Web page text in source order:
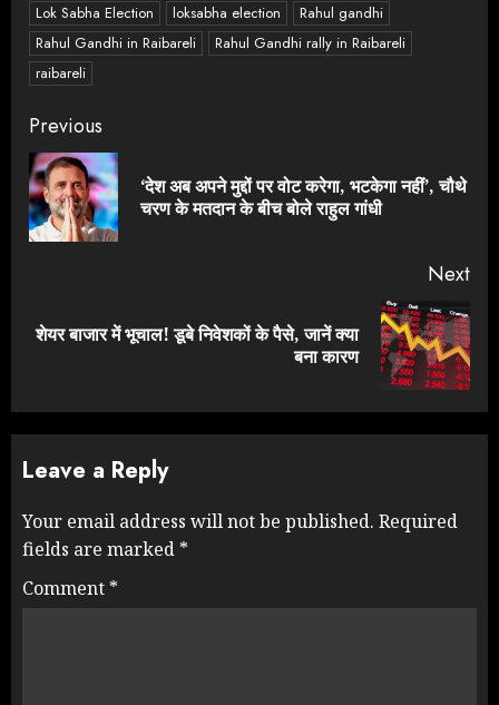
Lok Sabha Election
loksabha election
Rahul gandhi
Rahul Gandhi in Raibareli
Rahul Gandhi rally in Raibareli
raibareli
Continue
Reading
Previous
‘देश अब अपने मुद्दों पर वोट करेगा, भटकेगा नहीं’, चौथे
चरण के मतदान के बीच बोले राहुल गांधी
Next
Next
शेयर बाजार में भूचाल! डूबे निवेशकों के पैसे, जानें क्या
बना कारण
Leave a Reply
Your email address will not be published. Required
fields are marked *
Comment *